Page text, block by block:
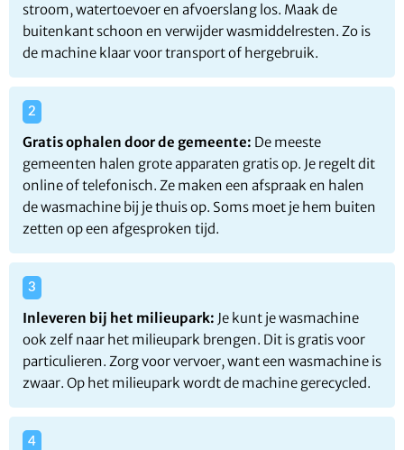
stroom, watertoevoer en afvoerslang los. Maak de
buitenkant schoon en verwijder wasmiddelresten. Zo is
de machine klaar voor transport of hergebruik.
Gratis ophalen door de gemeente: De meeste
gemeenten halen grote apparaten gratis op. Je regelt dit
online of telefonisch. Ze maken een afspraak en halen
de wasmachine bij je thuis op. Soms moet je hem buiten
zetten op een afgesproken tijd.
Inleveren bij het milieupark: Je kunt je wasmachine
ook zelf naar het milieupark brengen. Dit is gratis voor
particulieren. Zorg voor vervoer, want een wasmachine is
zwaar. Op het milieupark wordt de machine gerecycled.